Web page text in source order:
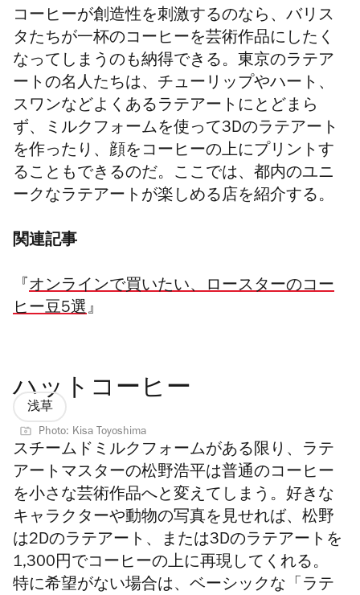
コーヒーが創造性を刺激するのなら、バリス
タたちが一杯のコーヒーを芸術作品にしたく
なってしまうのも納得できる。東京のラテア
ートの名人たちは、チューリップやハート、
スワンなどよくあるラテアートにとどまら
ず、ミルクフォームを使って3Dのラテアート
を作ったり、顔をコーヒーの上にプリントす
ることもできるのだ。ここでは、都内のユニ
ークなラテアートが楽しめる店を紹介する。
関連記事
『 オンラインで買いたい、ロースターのコー
ヒー豆5選』
ハットコーヒー
浅草
Photo: Kisa Toyoshima
スチームドミルクフォームがある限り、ラテ
アートマスターの松野浩平は普通のコーヒー
を小さな芸術作品へと変えてしまう。好きな
キャラクターや動物の写真を見せれば、松野
は2Dのラテアート、または3Dのラテアートを
1,300円でコーヒーの上に再現してくれる。
特に希望がない場合は、ベーシックな「ラテ